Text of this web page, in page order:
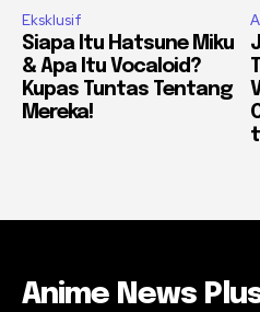
Eksklusif
Siapa Itu Hatsune Miku
& Apa Itu Vocaloid?
Kupas Tuntas Tentang
Mereka!
Anime News